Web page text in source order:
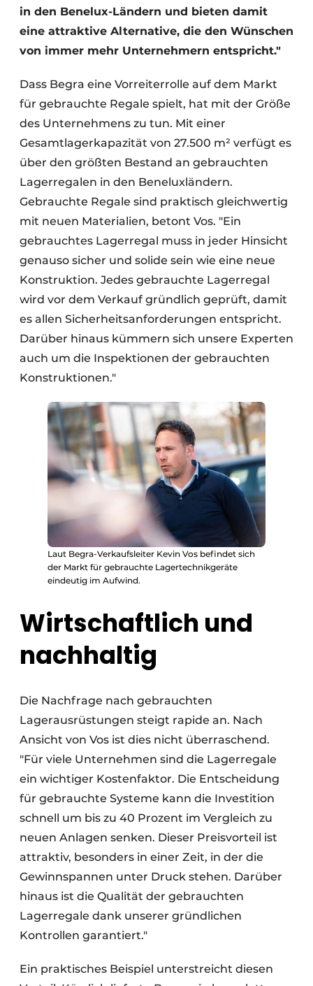
in den Benelux-Ländern und bieten damit
eine attraktive Alternative, die den Wünschen
von immer mehr Unternehmern entspricht."
Dass Begra eine Vorreiterrolle auf dem Markt
für gebrauchte Regale spielt, hat mit der Größe
des Unternehmens zu tun. Mit einer
Gesamtlagerkapazität von 27.500 m² verfügt es
über den größten Bestand an gebrauchten
Lagerregalen in den Beneluxländern.
Gebrauchte Regale sind praktisch gleichwertig
mit neuen Materialien, betont Vos. "Ein
gebrauchtes Lagerregal muss in jeder Hinsicht
genauso sicher und solide sein wie eine neue
Konstruktion. Jedes gebrauchte Lagerregal
wird vor dem Verkauf gründlich geprüft, damit
es allen Sicherheitsanforderungen entspricht.
Darüber hinaus kümmern sich unsere Experten
auch um die Inspektionen der gebrauchten
Konstruktionen."
Laut Begra-Verkaufsleiter Kevin Vos befindet sich
der Markt für gebrauchte Lagertechnikgeräte
eindeutig im Aufwind.
Wirtschaftlich und
nachhaltig
Die Nachfrage nach gebrauchten
Lagerausrüstungen steigt rapide an. Nach
Ansicht von Vos ist dies nicht überraschend.
"Für viele Unternehmen sind die Lagerregale
ein wichtiger Kostenfaktor. Die Entscheidung
für gebrauchte Systeme kann die Investition
schnell um bis zu 40 Prozent im Vergleich zu
neuen Anlagen senken. Dieser Preisvorteil ist
attraktiv, besonders in einer Zeit, in der die
Gewinnspannen unter Druck stehen. Darüber
hinaus ist die Qualität der gebrauchten
Lagerregale dank unserer gründlichen
Kontrollen garantiert."
Ein praktisches Beispiel unterstreicht diesen